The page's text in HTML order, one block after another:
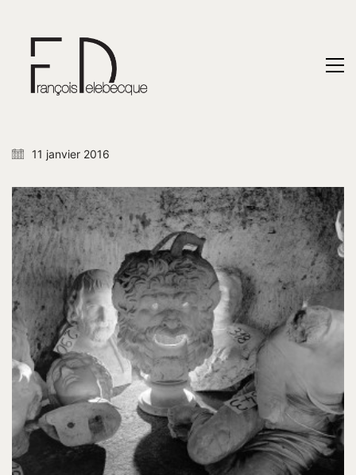
11 janvier 2016